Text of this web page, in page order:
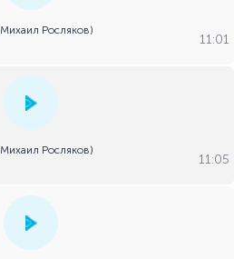
Росляков)
11:01
Росляков)
11:05